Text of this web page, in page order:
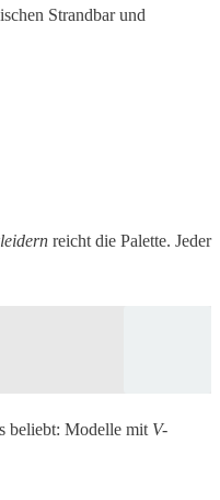
Strandbar und
reicht die Palette. Jeder
beliebt: Modelle mit V-